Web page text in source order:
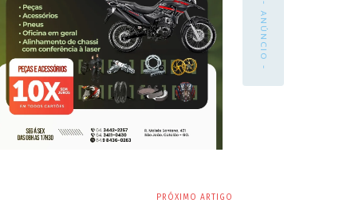
- ANÚNCIO -
PRÓXIMO ARTIGO